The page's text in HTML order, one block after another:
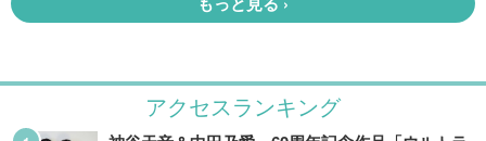
アクセスランキング